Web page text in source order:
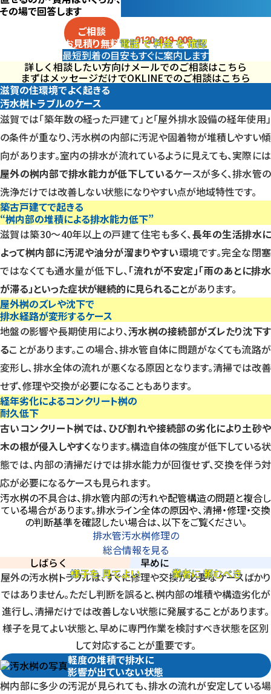
その場で回答します
ご相談
お見積り無料電話で料金を確認
0120-019-008
最短到着の目安もすぐに案内します
詳しく相談したい方向けメールでのご相談はこちら
まずはメッセージだけでOKLINEでのご相談はこちら
滋賀の住環境でよく起きる
汚水桝トラブルのケース
滋賀では「築年数の経った戸建て」と「屋外排水設備の経年使用」
の条件が重なり、汚水桝の内部に汚泥や固着物が堆積しやすい傾
向があります。室内の排水が流れているように見えても、実際には
屋外の桝内部で排水能力が低下しているケースが多く、排水管の
洗浄だけでは改善しない状態になりやすい点が地域特性です。
築古戸建てで起きる
“桝内部の堆積による排水能力低下”
滋賀は築30〜40年以上の戸建て住宅も多く、長年の生活排水に
よって桝内部に汚泥や油分が溜まりやすい環境です。完全な閉塞
ではなくても通水量が低下し、「流れが不安定」「雨のあとに排水
が滞る」といった症状が継続的に見られることがあります。
屋外桝のズレや沈下で
排水経路が変形するケース
地盤の影響や長期使用により、汚水桝の接続部がズレたり沈下す
ることがあります。この場合、排水管自体に問題がなくても流路が
変形し、排水全体の流れが悪くなる原因となります。清掃では改善
せず、修理や交換が必要になることもあります。
経年劣化によるコンクリート桝の
耐久低下
古いコンクリート桝では、ひび割れや接続部の劣化により土砂や
木の根が侵入しやすくなります。構造自体の強度が低下している状
態では、内部の清掃だけでは排水能力が回復せず、交換を伴う対
応が必要になるケースも見られます。
汚水桝の不具合は、排水管内部の汚れや配管構造の問題と複合し
ている場合があります。排水ライン全体の原因や、清掃・修理・交換
の判断基準を確認したい場合は、以下をご覧ください。
排水管汚水桝修理の
総合情報を見る
しばら く
様子を
見てよい
見てよい
早めに
業者に頼むべき
屋外の汚水桝トラブルは、すぐに修理や交換が必要なケースばかり
ではありません。ただし判断を誤ると、桝内部の堆積や構造劣化が
進行し、清掃だけでは改善しない状態に発展することがあります。
様子を見てよい状態と、早めに専門作業を検討すべき状態を区別
して対応することが重要です。
軽度の堆積で排水に
影響が出ていない状態
桝内部に多少の汚泥が見られても、排水の流れが安定している場